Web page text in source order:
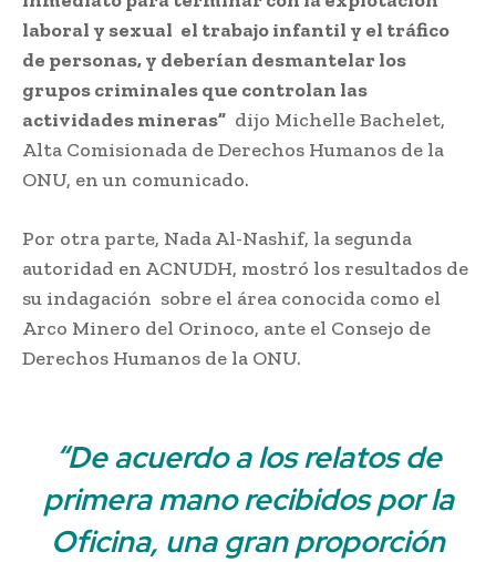
laboral y sexual el trabajo infantil y el tráfico
de personas, y deberían desmantelar los
grupos criminales que controlan las
actividades mineras” dijo Michelle Bachelet,
Alta Comisionada de Derechos Humanos de la
ONU, en un comunicado.
Por otra parte, Nada Al-Nashif, la segunda
autoridad en ACNUDH, mostró los resultados de
su indagación sobre el área conocida como el
Arco Minero del Orinoco, ante el Consejo de
Derechos Humanos de la ONU.
“De acuerdo a los relatos de
primera mano recibidos por la
Oficina, una gran proporción